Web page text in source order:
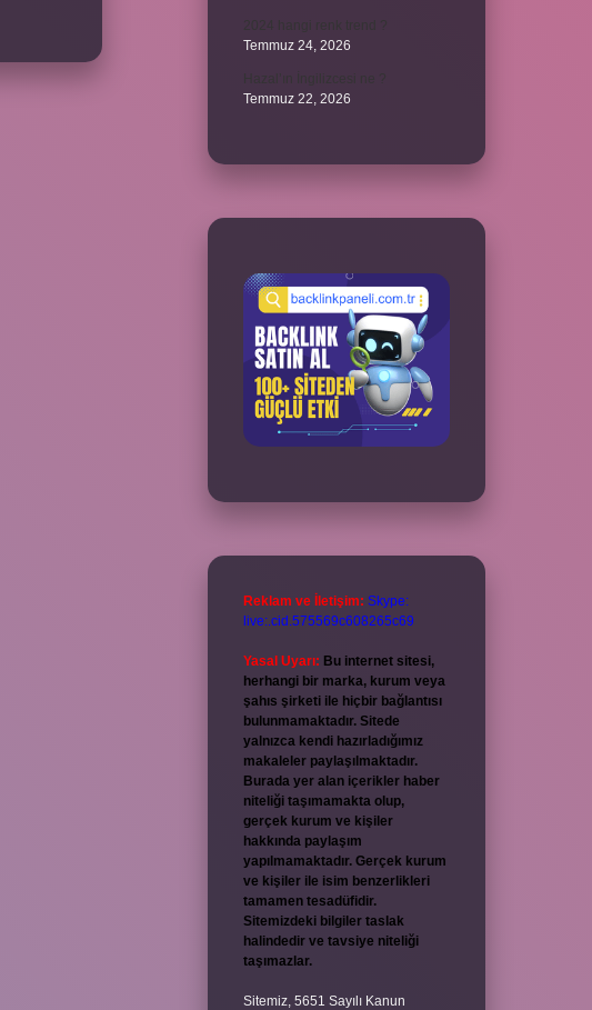
Temmuz 24, 2026
Temmuz 22, 2026
Reklam ve İletişim: Skype:
live:.cid.575569c608265c69
Yasal Uyarı: Bu internet sitesi,
herhangi bir marka, kurum veya
şahıs şirketi ile hiçbir bağlantısı
bulunmamaktadır. Sitede
yalnızca kendi hazırladığımız
makaleler paylaşılmaktadır.
Burada yer alan içerikler haber
niteliği taşımamakta olup,
gerçek kurum ve kişiler
hakkında paylaşım
yapılmamaktadır. Gerçek kurum
ve kişiler ile isim benzerlikleri
tamamen tesadüfidir.
Sitemizdeki bilgiler taslak
halindedir ve tavsiye niteliği
taşımazlar.
Sitemiz, 5651 Sayılı Kanun